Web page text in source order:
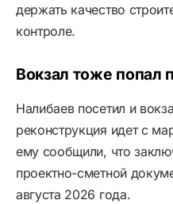
держать качество
контроле.
Вокзал тоже попал
Налибаев посетил и
реконструкция идет с
ему сообщили, что
проектно-сметной
августа 2026 года.